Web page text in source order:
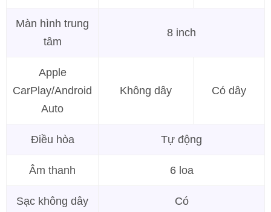
Màn hình trung
tâm
8 inch
Apple
CarPlay/Android
Auto
Không dây Có dây
Điều hòa Tự động
Âm thanh 6 loa
Sạc không dây Có